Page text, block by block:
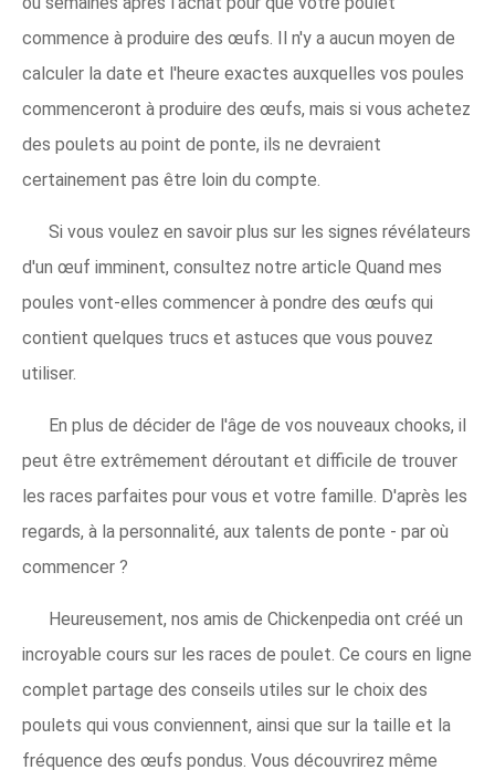
commence à produire des œufs. Il n'y a aucun moyen de
calculer la date et l'heure exactes auxquelles vos poules
commenceront à produire des œufs, mais si vous achetez
des poulets au point de ponte, ils ne devraient
certainement pas être loin du compte.
Si vous voulez en savoir plus sur les signes révélateurs
d'un œuf imminent, consultez notre article Quand mes
poules vont-elles commencer à pondre des œufs qui
contient quelques trucs et astuces que vous pouvez
utiliser.
En plus de décider de l'âge de vos nouveaux chooks, il
peut être extrêmement déroutant et difficile de trouver
les races parfaites pour vous et votre famille. D'après les
regards, à la personnalité, aux talents de ponte - par où
commencer ?
Heureusement, nos amis de Chickenpedia ont créé un
incroyable cours sur les races de poulet. Ce cours en ligne
complet partage des conseils utiles sur le choix des
poulets qui vous conviennent, ainsi que sur la taille et la
fréquence des œufs pondus. Vous découvrirez même